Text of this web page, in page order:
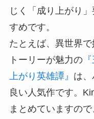
じく「成り上がり
すめです。
たとえば、異世界
トーリーが魅力の『
上がり英雄譚』 は
良い人気作です。
まとめていますの